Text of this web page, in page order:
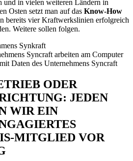
und in vielen weiteren Ländern in
Osten setzt man auf das Know-How
bereits vier Kraftwerkslinien erfolgreich
Weitere sollen folgen.
ODER
JEDEN
WIR EIN
MITGLIED VOR